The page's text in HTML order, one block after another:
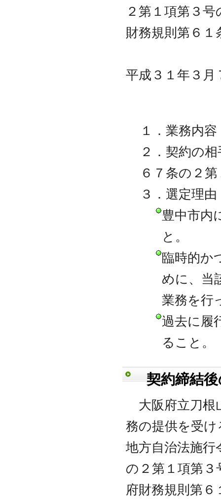
２第１項第３
財務規則第６
平成３１年３月
１．業務内
２．契約の
６７条の２
３．選定理由
豊中市内
と。
臨時的か
めに、当
業務を行
過去に履
ること。
契約締結後
大阪府立刀根
務の提供を受
地方自治法施行
の２第１項第
府財務規則第